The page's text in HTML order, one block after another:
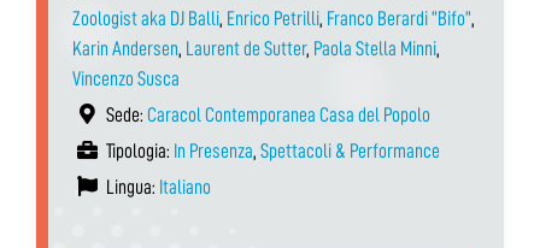
Zoologist aka DJ Balli, Enrico Petrilli, Franco Berardi “Bifo”,
Karin Andersen, Laurent de Sutter, Paola Stella Minni,
Vincenzo Susca
Sede: Caracol Contemporanea Casa del Popolo
Tipologia: In Presenza, Spettacoli & Performance
Lingua: Italiano